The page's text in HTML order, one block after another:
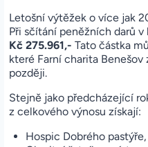
Letošní výtěžek o více jak
Při sčítání peněžních darů
Kč 275.961,- Tato částka
které Farní charita
později.
Stejně jako předcházející
z celkového výnosu získají:
Hospic Dobrého